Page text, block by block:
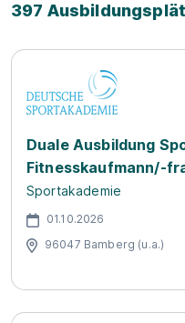
397
Duale Ausbildung
Fitnesskaufmann/-
Sportakademie
01.10.2026
96047 Bamberg (u.a.)